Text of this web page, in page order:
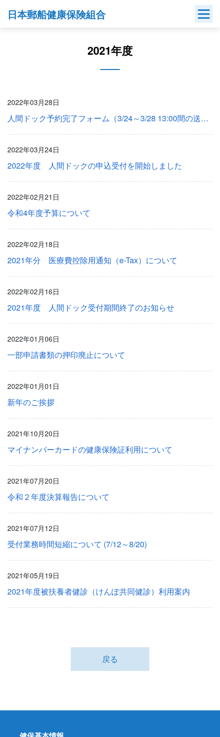
日本郵船健康保険組合
2021年度
2022年03月28日
人間ドック予約完了フォーム（3/24～3/28 13:00間の送信分未着）
2022年03月24日
2022年度 人間ドックの申込受付を開始しました
2022年02月21日
令和4年度予算について
2022年02月18日
2021年分 医療費控除用通知（e-Tax）について
2022年02月16日
2021年度 人間ドック受付期間終了のお知らせ
2022年01月06日
一部申請書類の押印廃止について
2022年01月01日
新年のご挨拶
2021年10月20日
マイナンバーカードの健康保険証利用について
2021年07月20日
令和２年度決算報告について
2021年07月12日
受付業務時間短縮について (7/12～8/20)
2021年05月19日
2021年度被扶養者健診（けんぽ共同健診）利用案内
戻る